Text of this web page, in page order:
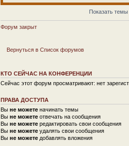
Показать темы
Форум закрыт
Вернуться в Список форумов
КТО СЕЙЧАС НА КОНФЕРЕНЦИИ
Сейчас этот форум просматривают: нет
ПРАВА ДОСТУПА
Вы не можете начинать темы
Вы не можете отвечать на сообщения
Вы не можете редактировать свои сообщения
Вы не можете удалять свои сообщения
Вы не можете добавлять вложения